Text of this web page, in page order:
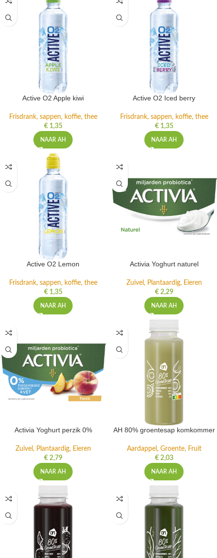
Active O2 Apple kiwi
Frisdrank, sappen, koffie, thee
€1,35
NAAR AH
Active O2 Iced berry
Frisdrank, sappen, koffie, thee
€1,35
NAAR AH
Active O2 Lemon
Frisdrank, sappen, koffie, thee
€1,35
NAAR AH
Activia Yoghurt naturel
Zuivel, Plantaardig, Eieren
€2,29
NAAR AH
Activia Yoghurt perzik 0%
Zuivel, Plantaardig, Eieren
€2,79
NAAR AH
AH 80% groentesap komkommer
Aardappel, Groente, Fruit
€2,03
NAAR AH